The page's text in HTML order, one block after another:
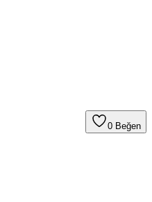
0 Beğen